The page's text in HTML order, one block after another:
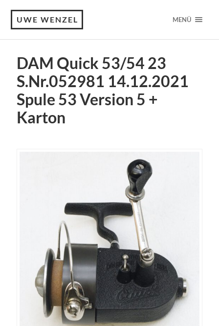
UWE WENZEL MENÜ
DAM Quick 53/54 23
S.Nr.052981 14.12.2021
Spule 53 Version 5 +
Karton